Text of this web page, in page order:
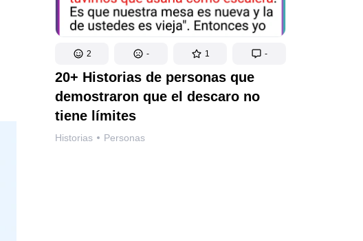
2 - 1 -
20+ Historias de personas que
demostraron que el descaro no
tiene límites
Historias Personas